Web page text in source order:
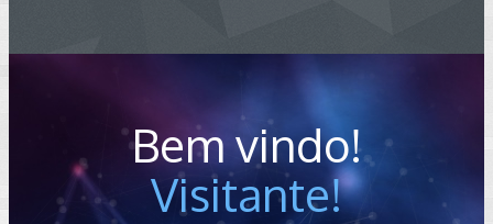
Bem vindo!
Visitante!